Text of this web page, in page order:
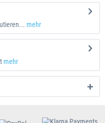
mehr
mehr